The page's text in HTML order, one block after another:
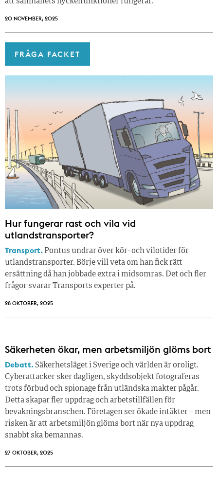
20 NOVEMBER, 2025
FRÅGA FACKET
Hur fungerar rast och vila vid
utlandstransporter?
Transport. Pontus undrar över kör- och vilotider för
utlandstransporter. Börje vill veta om han fick rätt
ersättning då han jobbade extra i midsomras. Det och fler
frågor svarar Transports experter på.
28 OKTOBER, 2025
Säkerheten ökar, men arbetsmiljön glöms bort
Debatt.Säkerhetsläget i Sverige och världen är oroligt.
Cyberattacker sker dagligen, skyddsobjekt fotograferas
trots förbud och spionage från utländska makter pågår.
Detta skapar fler uppdrag och arbetstillfällen för
bevakningsbranschen. Företagen ser ökade intäkter – men
risken är att arbetsmiljön glöms bort när nya uppdrag
snabbt ska bemannas.
27 OKTOBER, 2025